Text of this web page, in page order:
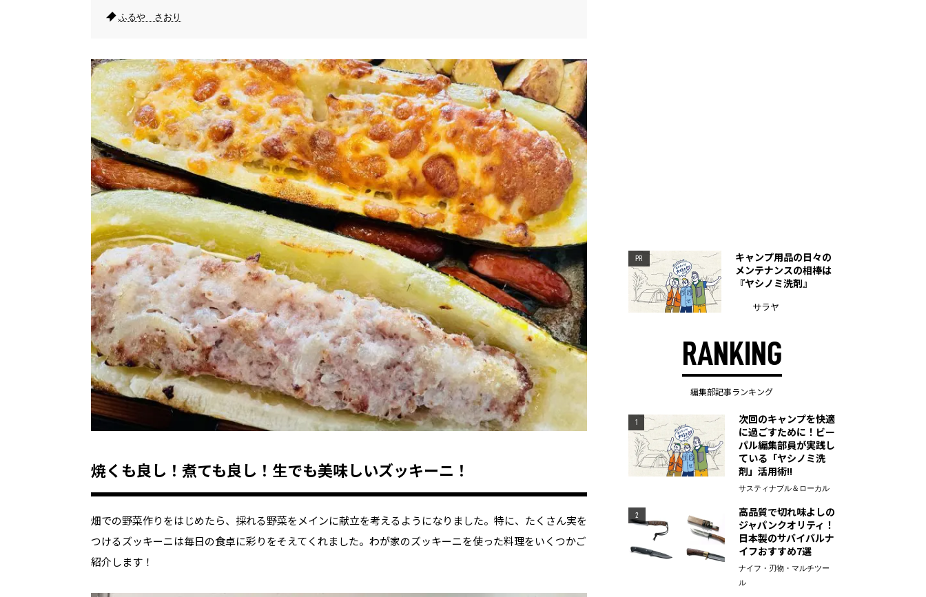
ふるや さおり
焼くも良し！煮ても良し！生でも美味しいズッキーニ！
畑での野菜作りをはじめたら、採れる野菜をメインに献立を考えるようになりました。特に、たくさん実を
つけるズッキーニは毎日の食卓に彩りをそえてくれました。わが家のズッキーニを使った料理をいくつかご
紹介します！
PR
キャンプ用品の日々の
メンテナンスの相棒は
『ヤシノミ洗剤』
サラヤ
RANKING
編集部記事ランキング
1
次回のキャンプを快適
に過ごすために！ビー
パル編集部員が実践し
ている「ヤシノミ洗
剤」活用術!!
サスティナブル＆ローカル
2
高品質で切れ味よしの
ジャパンクオリティ！
日本製のサバイバルナ
イフおすすめ7選
ナイフ・刃物・マルチツー
ル